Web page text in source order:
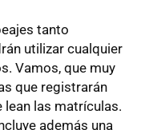
tanto
utilizar cualquier
Vamos, que muy
que registrarán
las matrículas.
además una